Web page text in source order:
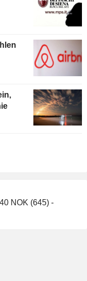
NOK (645) -